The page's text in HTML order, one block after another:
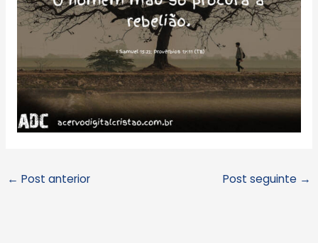
← Post anterior Post seguinte →